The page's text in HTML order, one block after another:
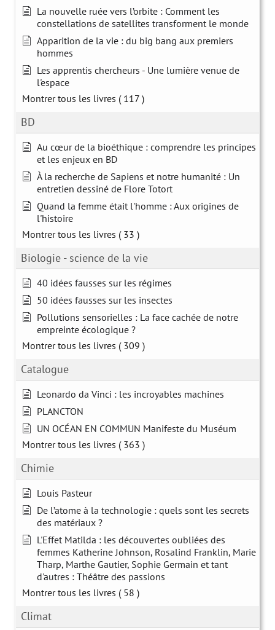
La nouvelle ruée vers l’orbite : Comment les
constellations de satellites transforment le monde
Apparition de la vie : du big bang aux premiers
hommes
Les apprentis chercheurs - Une lumière venue de
l'espace
Montrer tous les livres ( 117 )
BD
Au cœur de la bioéthique : comprendre les principes
et les enjeux en BD
À la recherche de Sapiens et notre humanité : Un
entretien dessiné de Flore Totort
Quand la femme était l'homme : Aux origines de
l'histoire
Montrer tous les livres ( 33 )
Biologie - science de la vie
40 idées fausses sur les régimes
50 idées fausses sur les insectes
Pollutions sensorielles : La face cachée de notre
empreinte écologique ?
Montrer tous les livres ( 309 )
Catalogue
Leonardo da Vinci : les incroyables machines
PLANCTON
UN OCÉAN EN COMMUN Manifeste du Muséum
Montrer tous les livres ( 363 )
Chimie
Louis Pasteur
De l’atome à la technologie : quels sont les secrets
des matériaux ?
L'Effet Matilda : les découvertes oubliées des
femmes Katherine Johnson, Rosalind Franklin, Marie
Tharp, Marthe Gautier, Sophie Germain et tant
d'autres : Théâtre des passions
Montrer tous les livres ( 58 )
Climat